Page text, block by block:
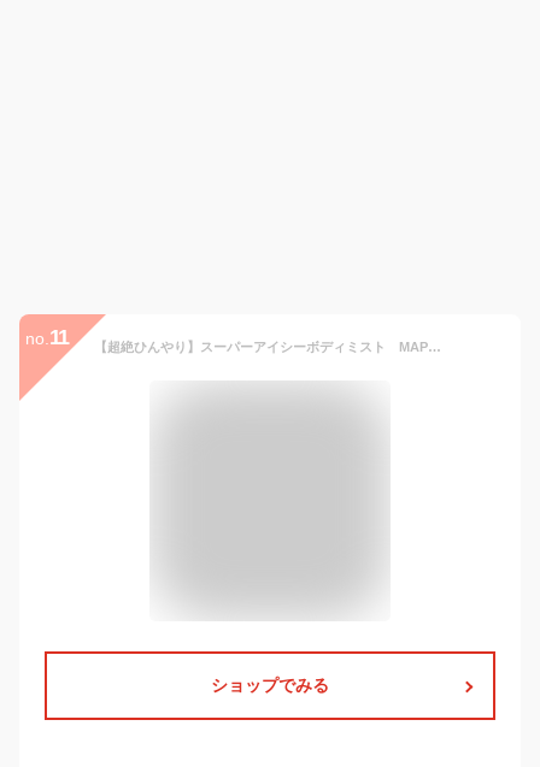
no. 11 【超絶ひんやり】スーパーアイシーボディミスト MAPUTI｜ ボディミスト フレグランス 制汗 冷感 アイスミント クールミント マプティ 猛暑 暑さ対策
ショップでみる